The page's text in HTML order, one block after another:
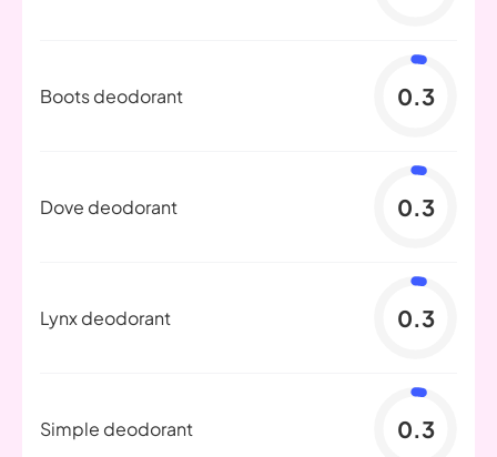
Boots deodorant 0.3
Dove deodorant 0.3
Lynx deodorant 0.3
Simple deodorant 0.3